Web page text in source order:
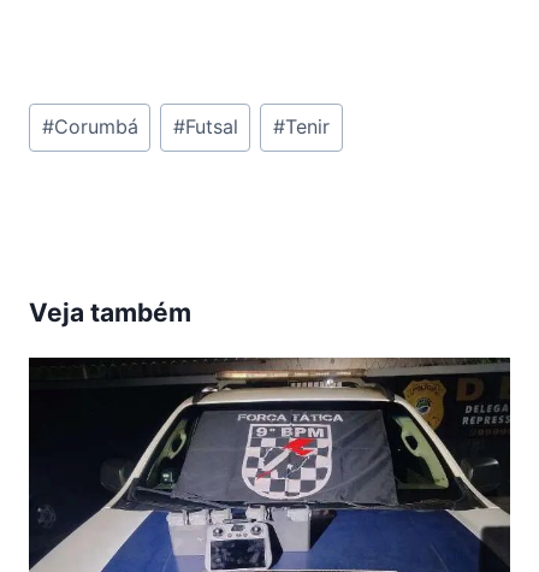
Tags
do
#Corumbá #Futsal #Tenir
Veja também